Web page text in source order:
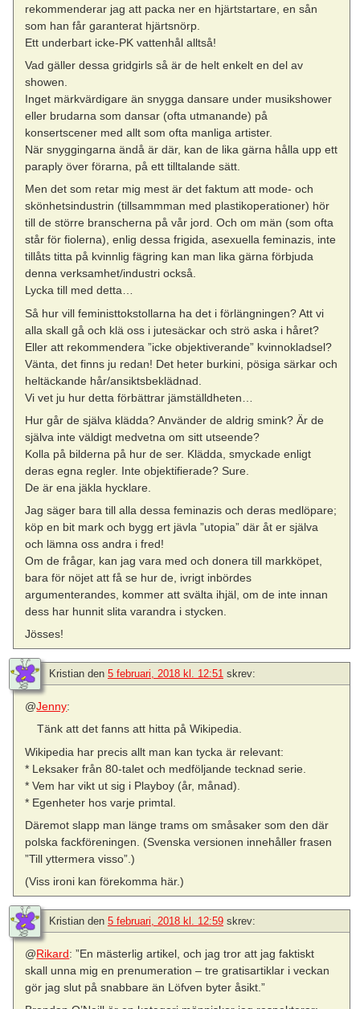
rekommenderar jag att packa ner en hjärtstartare, en sån
som han får garanterat hjärtsnörp.
Ett underbart icke-PK vattenhål alltså!
Vad gäller dessa gridgirls så är de helt enkelt en del av
showen.
Inget märkvärdigare än snygga dansare under musikshower
eller brudarna som dansar (ofta utmanande) på
konsertscener med allt som ofta manliga artister.
När snyggingarna ändå är där, kan de lika gärna hålla upp ett
paraply över förarna, på ett tilltalande sätt.
Men det som retar mig mest är det faktum att mode- och
skönhetsindustrin (tillsammman med plastikoperationer) hör
till de större branscherna på vår jord. Och om män (som ofta
står för fiolerna), enlig dessa frigida, asexuella feminazis, inte
tillåts titta på kvinnlig fägring kan man lika gärna förbjuda
denna verksamhet/industri också.
Lycka till med detta…
Så hur vill feministtokstollarna ha det i förlängningen? Att vi
alla skall gå och klä oss i jutesäckar och strö aska i håret?
Eller att rekommendera ”icke objektiverande” kvinnokladsel?
Vänta, det finns ju redan! Det heter burkini, pösiga särkar och
heltäckande hår/ansiktsbeklädnad.
Vi vet ju hur detta förbättrar jämställdheten…
Hur går de själva klädda? Använder de aldrig smink? Är de
själva inte väldigt medvetna om sitt utseende?
Kolla på bilderna på hur de ser. Klädda, smyckade enligt
deras egna regler. Inte objektifierade? Sure.
De är ena jäkla hycklare.
Jag säger bara till alla dessa feminazis och deras medlöpare;
köp en bit mark och bygg ert jävla ”utopia” där åt er själva
och lämna oss andra i fred!
Om de frågar, kan jag vara med och donera till markköpet,
bara för nöjet att få se hur de, ivrigt inbördes
argumenterandes, kommer att svälta ihjäl, om de inte innan
dess har hunnit slita varandra i stycken.
Jösses!
Kristian den 5 februari, 2018 kl. 12:51 skrev:
@Jenny:
Tänk att det fanns att hitta på Wikipedia.
Wikipedia har precis allt man kan tycka är relevant:
* Leksaker från 80-talet och medföljande tecknad serie.
* Vem har vikt ut sig i Playboy (år, månad).
* Egenheter hos varje primtal.
Däremot slapp man länge trams om småsaker som den där
polska fackföreningen. (Svenska versionen innehåller frasen
”Till yttermera visso”.)
(Viss ironi kan förekomma här.)
Kristian den 5 februari, 2018 kl. 12:59 skrev:
@Rikard: ”En mästerlig artikel, och jag tror att jag faktiskt
skall unna mig en prenumeration – tre gratisartiklar i veckan
gör jag slut på snabbare än Löfven byter åsikt.”